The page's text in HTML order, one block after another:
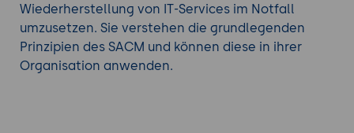
Wiederherstellung von IT-Services im Notfall
umzusetzen. Sie verstehen die grundlegenden
Prinzipien des SACM und können diese in ihrer
Organisation anwenden.